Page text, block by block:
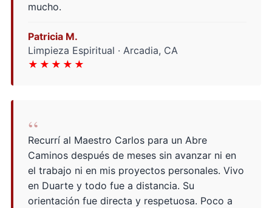
mucho.
Patricia M.
Limpieza Espiritual · Arcadia, CA
★★★★★
“
Recurrí al Maestro Carlos para un Abre
Caminos después de meses sin avanzar ni en
el trabajo ni en mis proyectos personales. Vivo
en Duarte y todo fue a distancia. Su
orientación fue directa y respetuosa. Poco a